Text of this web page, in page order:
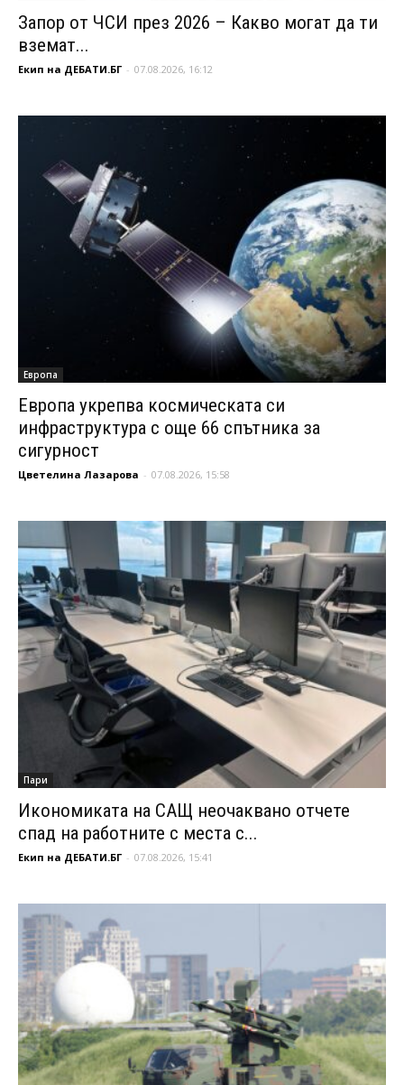
Запор от ЧСИ през 2026 – Какво могат да ти
вземат...
Екип на ДЕБАТИ.БГ - 07.08.2026, 16:12
Европа
Европа укрепва космическата си
инфраструктура с още 66 спътника за
сигурност
Цветелина Лазарова - 07.08.2026, 15:58
Пари
Икономиката на САЩ неочаквано отчете
спад на работните с места с...
Екип на ДЕБАТИ.БГ - 07.08.2026, 15:41